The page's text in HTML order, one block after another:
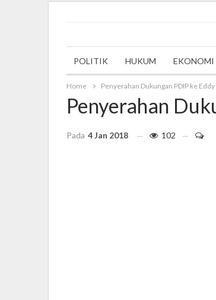
POLITIK HUKUM EKONOMI
Home Penyerahan Dukungan PDIP ke
Penyerahan
Pada 4 Jan 2018 102